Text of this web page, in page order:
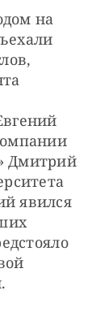
на
Дмитрий
явился